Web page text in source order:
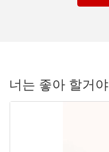
너는 좋아 할거야